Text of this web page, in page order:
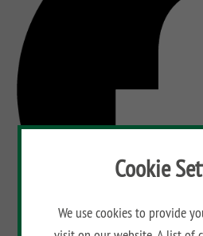
Cookie
We use cookies to provide